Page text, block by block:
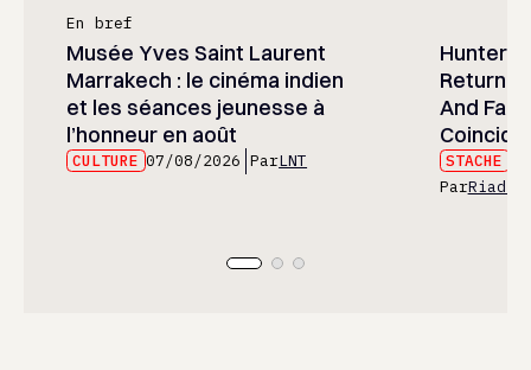
En bref
Musée Yves Saint Laurent
Marrakech : le cinéma indien
et les séances jeunesse à
l’honneur en août
CULTURE 07/08/2026 ParLNT
Hunter
And
STACHE
ParRiad